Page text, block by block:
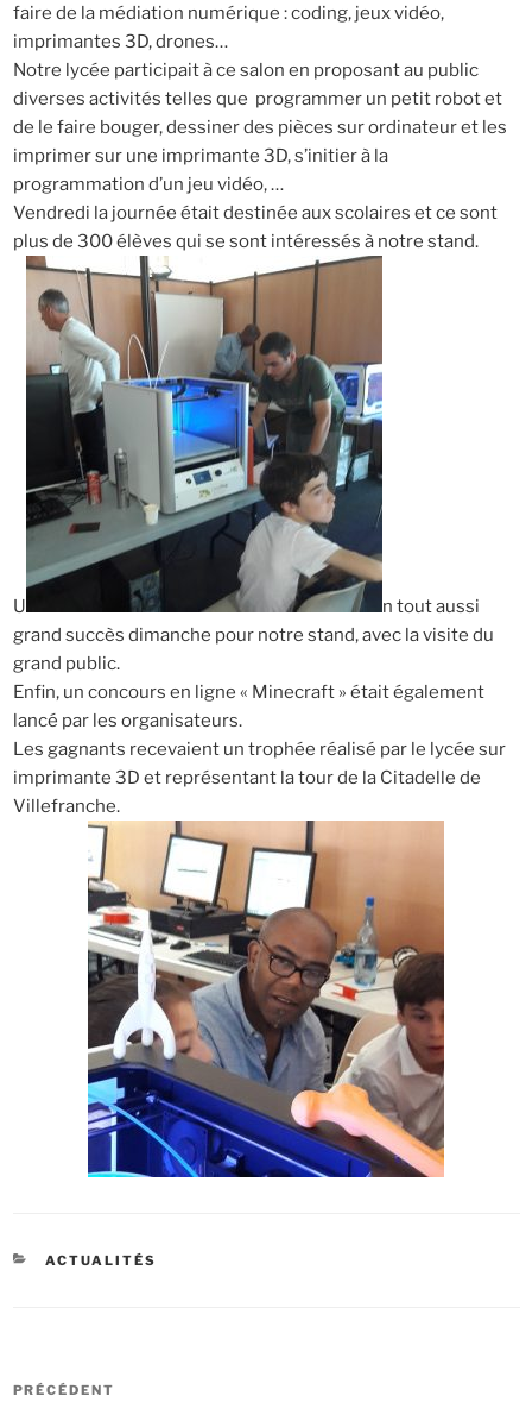
faire de la médiation numérique : coding, jeux vidéo,
imprimantes 3D, drones…
Notre lycée participait à ce salon en proposant au public
diverses activités telles que programmer un petit robot et
de le faire bouger, dessiner des pièces sur ordinateur et les
imprimer sur une imprimante 3D, s’initier à la
programmation d’un jeu vidéo, …
Vendredi la journée était destinée aux scolaires et ce sont
plus de 300 élèves qui se sont intéressés à notre stand.
U
n tout aussi
grand succès dimanche pour notre stand, avec la visite du
grand public.
Enfin, un concours en ligne « Minecraft » était également
lancé par les organisateurs.
Les gagnants recevaient un trophée réalisé par le lycée sur
imprimante 3D et représentant la tour de la Citadelle de
Villefranche.
CATÉGORIES
ACTUALITÉS
Navigation
Article
PRÉCÉDENT